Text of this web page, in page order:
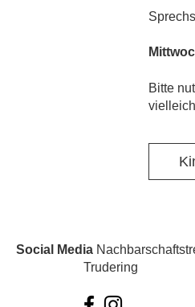
​Bitte
Social Media
Trudering